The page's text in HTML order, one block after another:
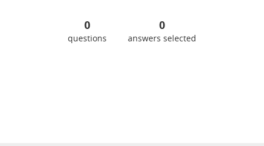
0
questions
0
answers selected